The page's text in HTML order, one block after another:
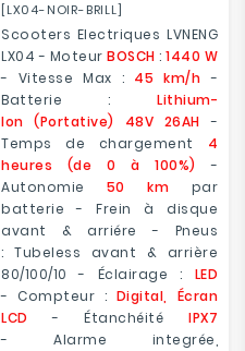
[LX04-NOIR-BRILL]
Scooters Electriques LVNENG
LX04 - Moteur BOSCH : 1440 W
- Vitesse Max : 45 km/h -
Batterie : Lithium-
Ion (Portative) 48V 26AH -
Temps de chargement 4
heures (de 0 à 100%)
-
Autonomie 50 km par
batterie - Frein à disque
avant & arriére - Pneus
: Tubeless avant & arrière
80/100/10 - Éclairage : LED
- Compteur : Digital, Écran
LCD - Étanchéité IPX7
- Alarme integrée,